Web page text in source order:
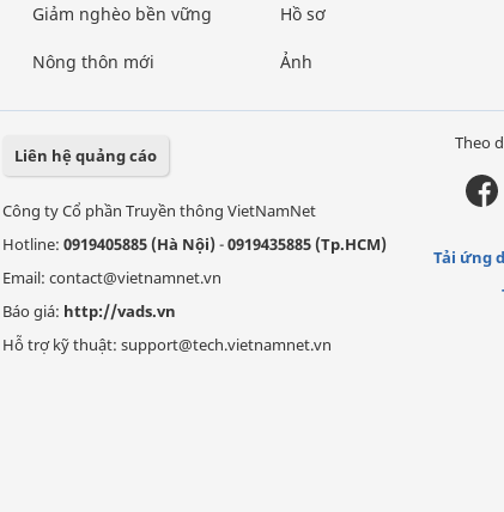
Giảm nghèo bền vững
Nông thôn mới
Hồ sơ
Ảnh
Liên hệ quảng cáo
Công ty Cổ phần Truyền thông VietNamNet
Hotline: 0919405885 (Hà Nội)-0919435885 (Tp.HCM)
Email: contact@vietnamnet.vn
Báo giá: http://vads.vn
Hỗ trợ kỹ thuật: support@tech.vietnamnet.vn
Theo
Tải ứng